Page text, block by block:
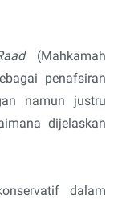
(Mahkamah
penafsiran
namun justru
dijelaskan
dalam